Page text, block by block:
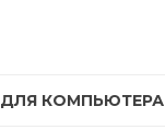
ДЛЯ КОМПЬЮТЕРА